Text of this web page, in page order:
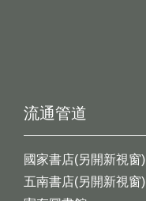
流通管道
國家書店(另開新視窗)
五南書店(另開新視窗)